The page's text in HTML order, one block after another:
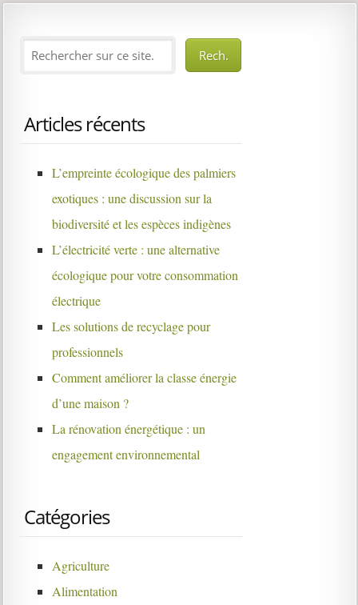
Articles récents
L’empreinte écologique des palmiers
exotiques : une discussion sur la
biodiversité et les espèces indigènes
L’électricité verte : une alternative
écologique pour votre consommation
électrique
Les solutions de recyclage pour
professionnels
Comment améliorer la classe énergie
d’une maison ?
La rénovation énergétique : un
engagement environnemental
Catégories
Agriculture
Alimentation